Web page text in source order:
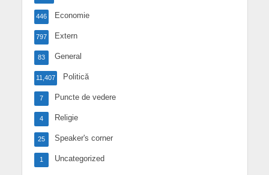
Economie
446
Extern
797
General
83
Politică
11,407
Puncte de vedere
7
Religie
4
Speaker's corner
25
Uncategorized
1